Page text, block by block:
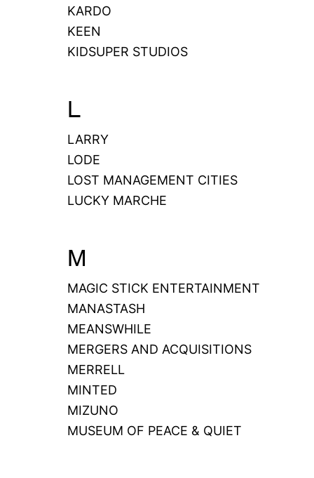
KARDO
KEEN
KIDSUPER STUDIOS
L
LARRY
LODE
LOST MANAGEMENT CITIES
LUCKY MARCHE
M
MAGIC STICK ENTERTAINMENT
MANASTASH
MEANSWHILE
MERGERS AND ACQUISITIONS
MERRELL
MINTED
MIZUNO
MUSEUM OF PEACE & QUIET